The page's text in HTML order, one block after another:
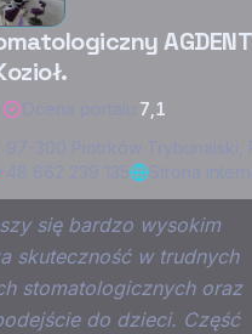
AGDENT
7,1
się bardzo wysokim
skuteczność w trudnych
stomatologicznych oraz
do dzieci. Część